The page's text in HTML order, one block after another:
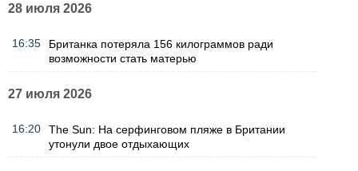
28 июля 2026
16:35
Британка потеряла 156 килограммов ради
возможности стать матерью
27 июля 2026
16:20
The Sun: На серфинговом пляже в Британии
утонули двое отдыхающих